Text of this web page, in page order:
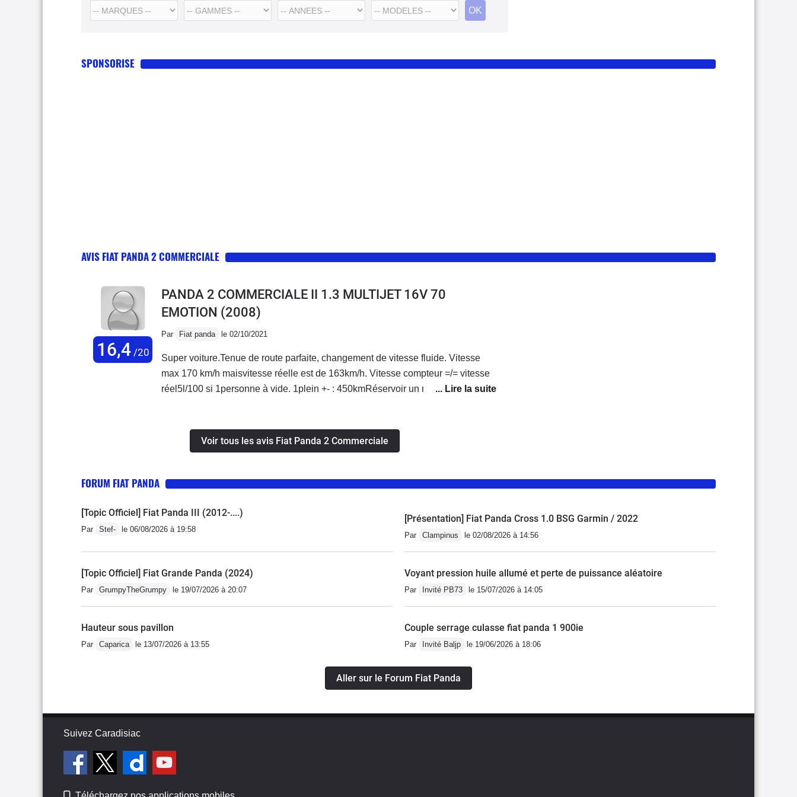
SPONSORISE
AVIS FIAT PANDA 2 COMMERCIALE
16,4/20
PANDA 2 COMMERCIALE II 1.3 MULTIJET 16V 70
EMOTION (2008)
Par Fiat panda le 02/10/2021
Super voiture.Tenue de route parfaite, changement de vitesse fluide. Vitesse
max 170 km/h maisvitesse réelle est de 163km/h. Vitesse compteur =/= vitesse
réel5l/100 si 1personne à vide. 1plein +- : 450kmRéservoir un rien trop petit, un
Voir tous les avis Fiat Panda 2 Commerciale
FORUM FIAT PANDA
[Topic Officiel] Fiat Panda III (2012-....)
Par Stef- le 06/08/2026 à 19:58
[Présentation] Fiat Panda Cross 1.0 BSG Garmin / 2022
Par Clampinus le 02/08/2026 à 14:56
[Topic Officiel] Fiat Grande Panda (2024)
Par GrumpyTheGrumpy le 19/07/2026 à 20:07
Voyant pression huile allumé et perte de puissance aléatoire
Par Invité PB73 le 15/07/2026 à 14:05
Hauteur sous pavillon
Par Caparica le 13/07/2026 à 13:55
Couple serrage culasse fiat panda 1 900ie
Par Invité Baljp le 19/06/2026 à 18:06
Aller sur le Forum Fiat Panda
Suivez Caradisiac